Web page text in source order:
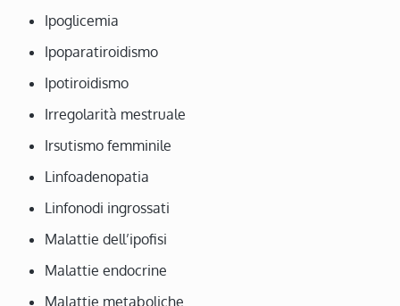
Ipoglicemia
Ipoparatiroidismo
Ipotiroidismo
Irregolarità mestruale
Irsutismo femminile
Linfoadenopatia
Linfonodi ingrossati
Malattie dell’ipofisi
Malattie endocrine
Malattie metaboliche